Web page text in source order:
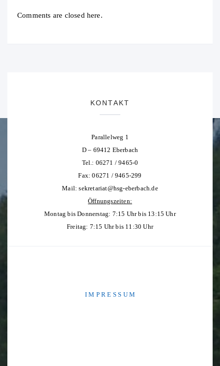
Comments are closed here.
KONTAKT
Parallelweg 1
D – 69412 Eberbach
Tel.: 06271 / 9465-0
Fax: 06271 / 9465-299
Mail:sekretariat@hsg-eberbach.de
Öffnungszeiten:
Montag bis Donnerstag: 7:15 Uhr bis 13:15 Uhr
Freitag: 7:15 Uhr bis 11:30 Uhr
I M P R E S S U M